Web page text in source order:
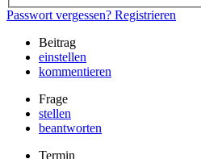
Passwort vergessen? Registrieren
Beitrag
einstellen
kommentieren
Frage
stellen
beantworten
Termin